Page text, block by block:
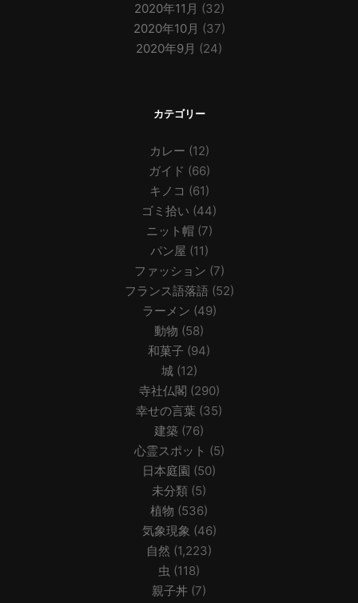
2020年11月 (32)
2020年10月 (37)
2020年9月 (24)
カテゴリー
カレー (12)
ガイド (66)
キノコ (61)
ゴミ拾い (44)
ニット帽 (7)
パン屋 (11)
ファッション (7)
フランス語落語 (52)
ラーメン (49)
動物 (58)
和菓子 (94)
城(12)
寺社仏閣 (290)
幸せの言葉 (35)
建築 (76)
心霊スポット (5)
日本庭園 (50)
未分類 (5)
植物 (536)
気象現象 (46)
自然 (1,223)
虫 (118)
親子丼 (7)